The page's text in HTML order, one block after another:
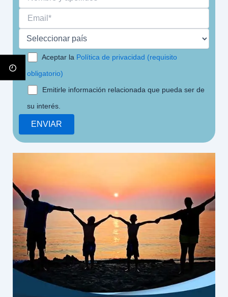
Aceptar la Política de privacidad (requisito
obligatorio)
Emitirle información relacionada que pueda ser de
su interés.